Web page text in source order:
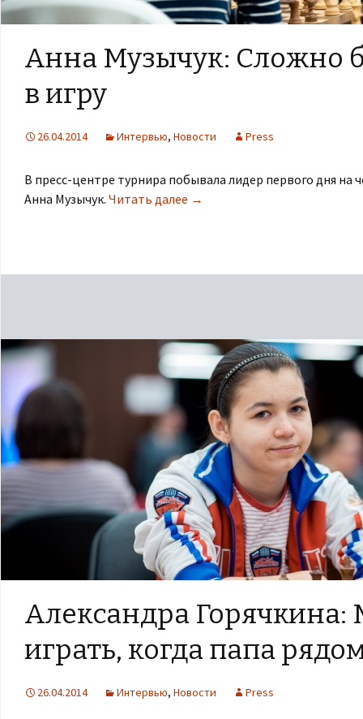
Анна Музычук: Сложно
в игру
26.04.2014 Интервью, Новости Press
В пресс-центре турнира побывала лидер первого дня на
Анна Музычук. Читать далее →
Александра Горячкина:
играть, когда папа
26.04.2014 Интервью, Новости Press